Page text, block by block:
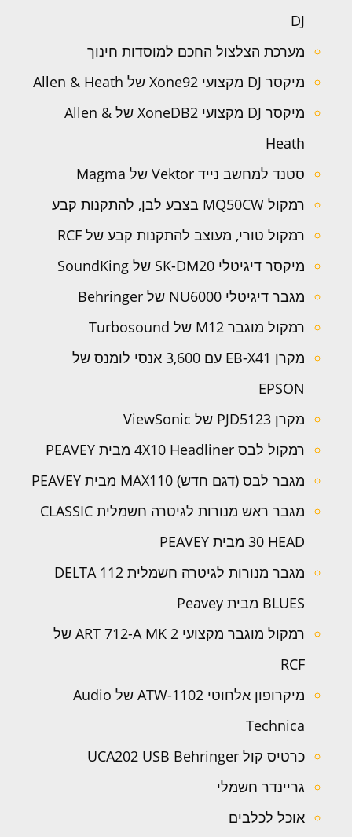
DJ
מערכת הצלצול החכם למוסדות חינוך
מיקסר DJ מקצועי Xone92 של Allen & Heath
מיקסר DJ מקצועי XoneDB2 של Allen &
Heath
סטנד למחשב נייד Vektor של Magma
רמקול MQ50CW בצבע לבן, להתקנות קבע
רמקול טורי, מעוצב להתקנות קבע של RCF
מיקסר דיגיטלי SK-DM20 של SoundKing
מגבר דיגיטלי NU6000 של Behringer
רמקול מוגבר M12 של Turbosound
מקרן EB-X41 עם 3,600 אנסי לומנס של
EPSON
מקרן PJD5123 של ViewSonic
רמקול לבס 4X10 Headliner מבית PEAVEY
מגבר לבס (דגם חדש) MAX110 מבית PEAVEY
מגבר ראש מנורות לגיטרה חשמלית CLASSIC
30 HEAD מבית PEAVEY
מגבר מנורות לגיטרה חשמלית 112 DELTA
BLUES מבית Peavey
רמקול מוגבר מקצועי ART 712-A MK 2 של
RCF
מיקרופון אלחוטי ATW-1102 של Audio
Technica
כרטיס קול UCA202 USB Behringer
גריינדר חשמלי
אוכל לכלבים